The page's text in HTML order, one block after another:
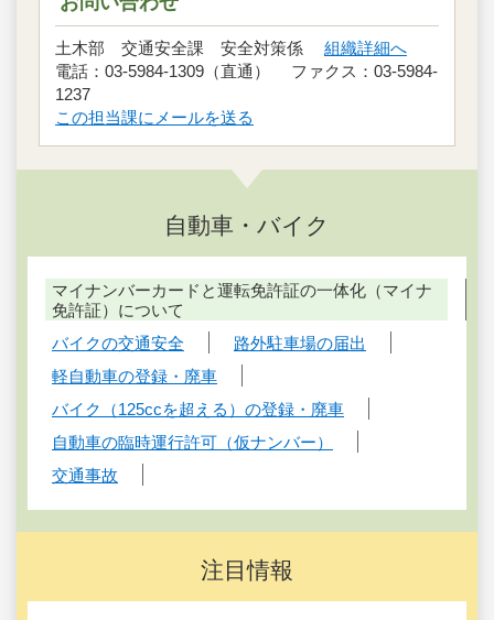
土木部 交通安全課 安全対策係 組織詳細へ
電話：03-5984-1309（直通） ファクス：03-5984-
1237
この担当課にメールを送る
自動車・バイク
マイナンバーカードと運転免許証の一体化（マイナ
免許証）について
バイクの交通安全
路外駐車場の届出
軽自動車の登録・廃車
バイク（125ccを超える）の登録・廃車
自動車の臨時運行許可（仮ナンバー）
交通事故
注目情報